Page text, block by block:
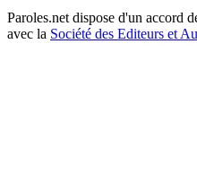
Paroles.net dispose d'un accord
avec la Société des Editeurs et